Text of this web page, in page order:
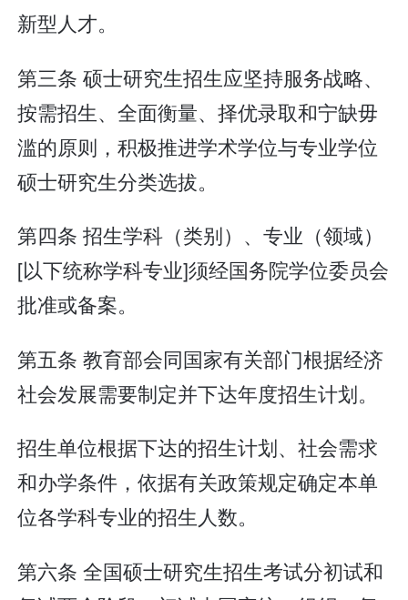
新型人才。
第三条 硕士研究生招生应坚持服务战略、
按需招生、全面衡量、择优录取和宁缺毋
滥的原则，积极推进学术学位与专业学位
硕士研究生分类选拔。
第四条 招生学科（类别）、专业（领域）
[以下统称学科专业]须经国务院学位委员会
批准或备案。
第五条 教育部会同国家有关部门根据经济
社会发展需要制定并下达年度招生计划。
招生单位根据下达的招生计划、社会需求
和办学条件，依据有关政策规定确定本单
位各学科专业的招生人数。
第六条 全国硕士研究生招生考试分初试和